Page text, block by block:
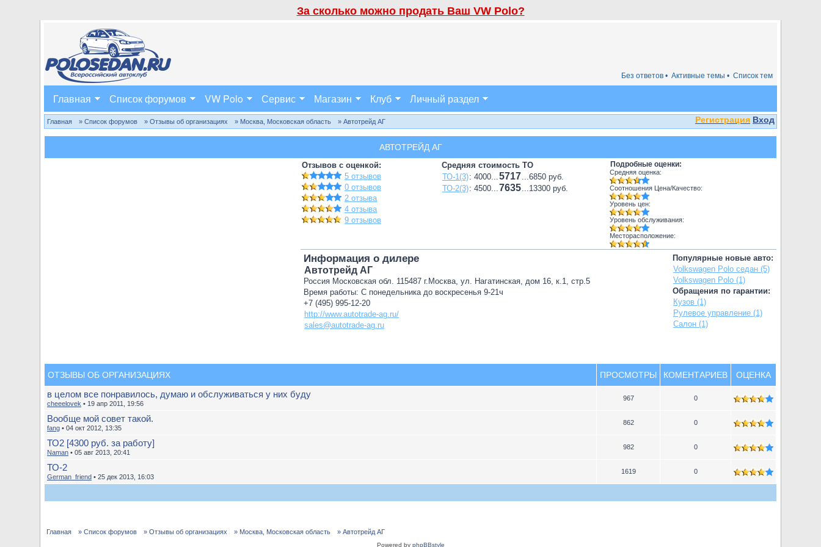
За сколько можно продать Ваш VW Polo?
Список тем
Активные темы •
Без ответов •
Главная Список форумов VW Polo Сервис Магазин Клуб Личный раздел
Регистрация Вход
Главная » Список форумов » Отзывы об организациях » Москва, Московская область » Автотрейд АГ
АВТОТРЕЙД АГ
Отзывов с оценкой:
5 отзывов
0 отзывов
2 отзыва
4 отзыва
9 отзывов
Средняя стоимость ТО
ТО-1(3): 4000...5717...6850 руб.
ТО-2(3): 4500...7635...13300 руб.
Подробные оценки:
Средняя оценка:
Соотношения Цена/Качество:
Уровень цен:
Уровень обслуживания:
Месторасположение:
Популярные новые авто:
Volkswagen Polo седан (5)
Volkswagen Polo (1)
Обращения по гарантии:
Кузов (1)
Рулевое управление (1)
Салон (1)
Информация о дилере
Автотрейд АГ
Россия Московская обл. 115487 г.Москва, ул. Нагатинская, дом 16, к.1, стр.5
Время работы: С понедельника до воскресенья 9-21ч
+7 (495) 995-12-20
http://www.autotrade-ag.ru/
sales@autotrade-ag.ru
ОТЗЫВЫ ОБ ОРГАНИЗАЦИЯХ ПРОСМОТРЫ КОМЕНТАРИЕВ ОЦЕНКА
в целом все понравилось, думаю и обслуживаться у них буду
cheeelovek • 19 апр 2011, 19:56
967 0
Вообще мой совет такой.
fang • 04 окт 2012, 13:35
862 0
ТО2 [4300 руб. за работу]
Naman • 05 авг 2013, 20:41
982 0
ТО-2
German_friend • 25 дек 2013, 16:03
1619 0
Главная » Список форумов » Отзывы об организациях » Москва, Московская область » Автотрейд АГ
Powered by phpBBstyle